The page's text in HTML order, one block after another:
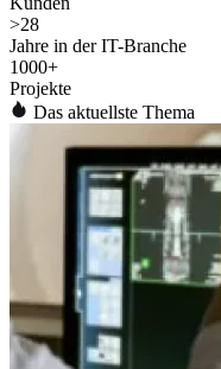
>28
Jahre in der IT-Branche
1000+
Projekte
Das aktuellste Thema